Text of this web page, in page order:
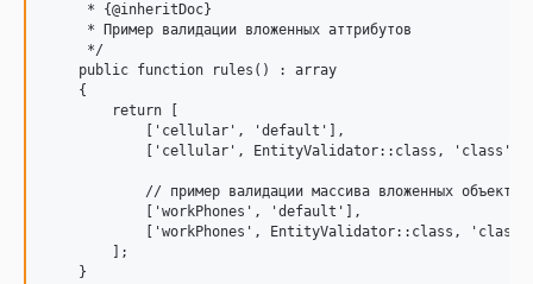
     * {@inheritDoc}
     * Пример валидации вложенных аттрибутов
     */
    public function rules() : array
    {
        return [
            ['cellular', 'default'],
['cellular', EntityValidator::class, 'class'
            // пример валидации массива вложенных объектов
            ['workPhones', 'default'],
['workPhones', EntityValidator::class,
        ];
    }